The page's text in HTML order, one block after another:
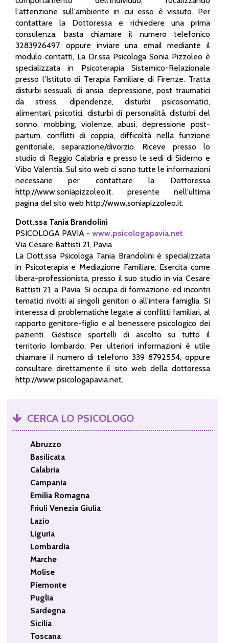
l'attenzione sull'ambiente in cui esso è vissuto. Per
contattare la Dottoressa e richiedere una prima
consulenza, basta chiamare il numero telefonico
3283926497, oppure inviare una email mediante il
modulo contatti, La Dr.ssa Psicologa Sonia Pizzoleo è
specializzata in Psicoterapia Sistemico-Relazionale
presso l'Istituto di Terapia Familiare di Firenze. Tratta
disturbi sessuali, di ansia, depressione, post traumatici
da stress, dipendenze, disturbi psicosomatici,
alimentari, psicotici, disturbi di personalità, disturbi del
sonno, mobbing, violenze, abusi, depressione post-
partum, conflitti di coppia, difficoltà nella funzione
genitoriale, separazione/divorzio. Riceve presso lo
studio di Reggio Calabria e presso le sedi di Siderno e
Vibo Valentia. Sul sito web ci sono tutte le informazioni
necessarie per contattare la Dottoressa
http://www.soniapizzoleo.it. presente nell'ultima
pagina del sito web http://www.soniapizzoleo.it.
Dott.ssa Tania Brandolini
PSICOLOGA PAVIA - www.psicologapavia.net
Via Cesare Battisti 21, Pavia
La Dott.ssa Psicologa Tania Brandolini è specializzata
in Psicoterapia e Mediazione Familiare. Esercita come
libera-professionista, presso il suo studio in via Cesare
Battisti 21, a Pavia. Si occupa di formazione ed incontri
tematici rivolti ai singoli genitori o all'intera famiglia. Si
interessa di problematiche legate ai conflitti familiari, al
rapporto genitore-figlio e al benessere psicologico dei
pazienti. Gestisce sportelli di ascolto su tutto il
territorio lombardo. Per ulteriori informazioni è utile
chiamare il numero di telefono 339 8792554, oppure
consultare direttamente il sito web della dottoressa
http://www.psicologapavia.net.
CERCA LO PSICOLOGO
Abruzzo
Basilicata
Calabria
Campania
Emilia Romagna
Friuli Venezia Giulia
Lazio
Liguria
Lombardia
Marche
Molise
Piemonte
Puglia
Sardegna
Sicilia
Toscana